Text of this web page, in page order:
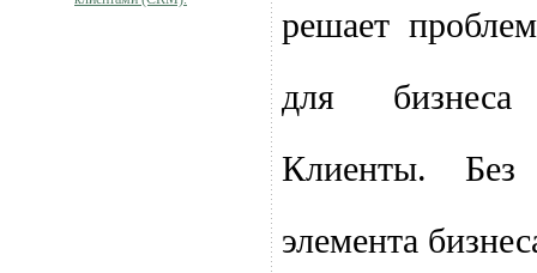
решает
для
Клиенты. Без
элемента